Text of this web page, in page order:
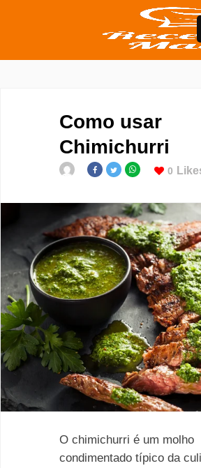
Como usar
Chimichurri
0
O chimichurri é um molho
condimentado típico da